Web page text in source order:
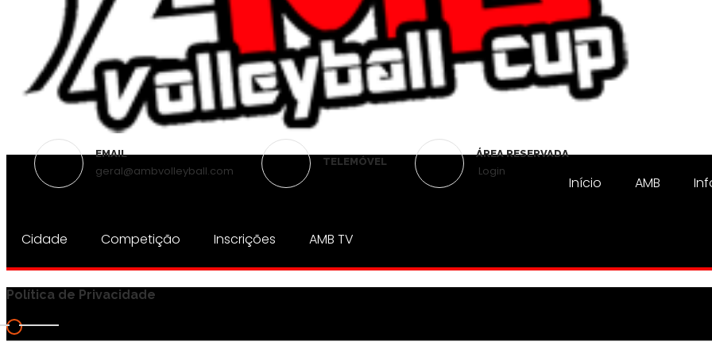
EMAIL
geral@ambvolleyball.com
TELEMÓVEL
ÁREA RESERVADA
Login
Início AMB
Cidade Competição Inscrições AMB TV
Política de Privacidade